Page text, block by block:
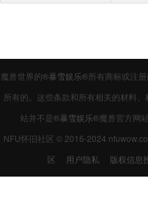
荒野
魔兽世界的®暴雪娱乐®所有商标或注
所有的。这些条款和所有相关的材料
站并不是®暴雪娱乐®魔兽官方网
NFU怀旧社区 © 2016-2024
区
用户隐私 版权信息